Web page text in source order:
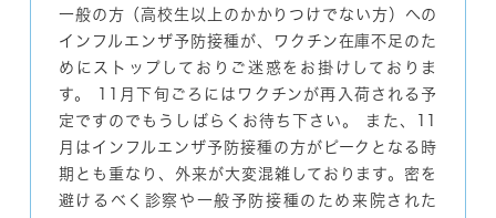
一般の方（高校生以上のかかりつけでない方）への
インフルエンザ予防接種が、ワクチン在庫不足のた
めにストップしておりご迷惑をお掛けしておりま
す。 11月下旬ごろにはワクチンが再入荷される予
定ですのでもうしばらくお待ち下さい。 また、11
月はインフルエンザ予防接種の方がピークとなる時
期とも重なり、外来が大変混雑しております。密を
避けるべく診察や一般予防接種のため来院された